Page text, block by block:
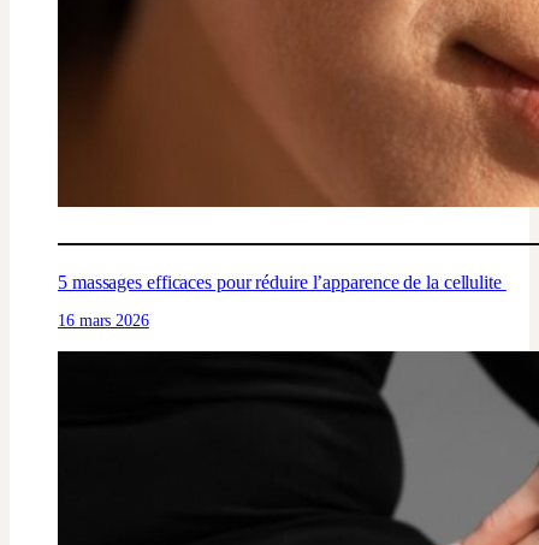
5 massages efficaces pour réduire l’apparence de la cellulite
16 mars 2026